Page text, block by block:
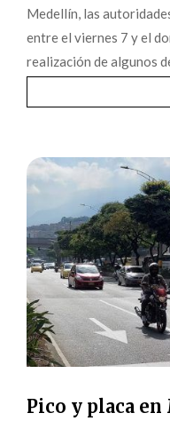
Medellín, las
entre el viernes 7 y el
realización de algunos
Pico y placa